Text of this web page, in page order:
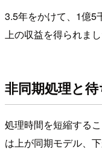
3.5年をかけて、1億5
上の収益を得られまし
非同期処理と
処理時間を短縮する
は上が同期モデル、